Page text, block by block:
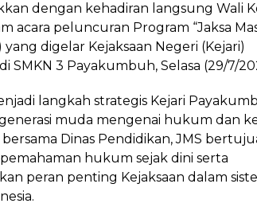
dengan kehadiran langsung Wali
acara peluncuran Program “Jaksa
yang digelar Kejaksaan Negeri (Kejari)
SMKN 3 Payakumbuh, Selasa (29/7/
langkah strategis Kejari
muda mengenai hukum dan
Dinas Pendidikan, JMS
hukum sejak dini serta
peran penting Kejaksaan dalam